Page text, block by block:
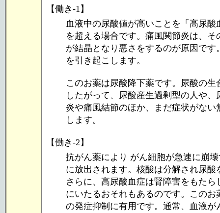
【働き-1】
血液中の尿酸値が高いことを「高尿
を超える場合です。痛風関節炎は、
が結晶となり悪さをするのが原因で
を引き起こします。
このお薬は尿酸降下薬です。尿酸の
したがって、尿酸産生過剰型の人や
炎や痛風結節のほか、まだ症状がな
します。
【働き-2】
抗がん薬により がん細胞が急速に崩
に放出されます。核酸は分解され尿
さらに、高尿酸血症は腎障害をもた
にいたるおそれもあるのです。この
の発症抑制に有用です。通常、血液